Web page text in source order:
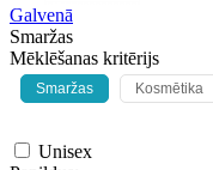
Galvenā
Smaržas
Mēklēšanas kritērijs
Smaržas Kosmētika
Unisex